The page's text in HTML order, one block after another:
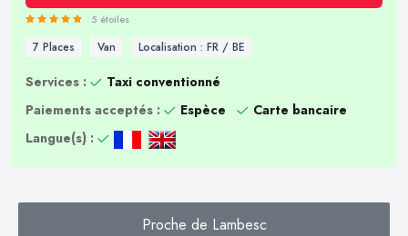
5 étoiles
7 Places Van Localisation : FR / BE
Services :
Taxi conventionné
Paiements acceptés :
Espèce
Carte bancaire
Langue(s) :
Proche de Lambesc